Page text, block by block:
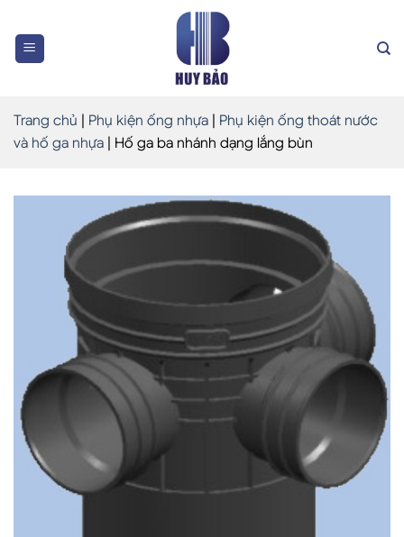
content
Trang chủ Phụ kiện ống nhựa
Phụ kiện ống thoát nước
và hố ga nhựa
Hố ga ba nhánh dạng lắng bùn